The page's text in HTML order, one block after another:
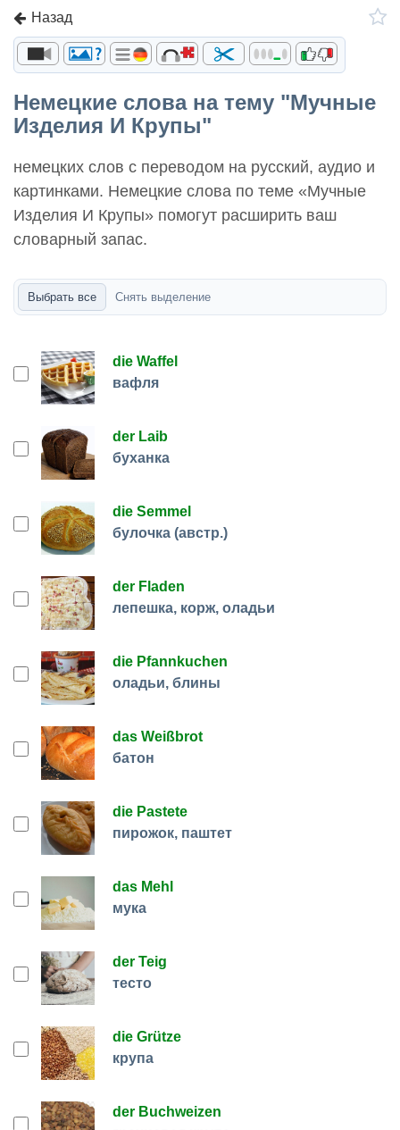
Назад
Немецкие слова на тему "Мучные
Изделия И Крупы"
немецких слов с переводом на русский, аудио и
картинками. Немецкие слова по теме «Мучные
Изделия И Крупы» помогут расширить ваш
словарный запас.
Выбрать все Снять выделение
die Waffel
вафля
der Laib
буханка
die Semmel
булочка (австр.)
der Fladen
лепешка, корж, оладьи
die Pfannkuchen
оладьи, блины
das Weißbrot
батон
die Pastete
пирожок, паштет
das Mehl
мука
der Teig
тесто
die Grütze
крупа
der Buchweizen